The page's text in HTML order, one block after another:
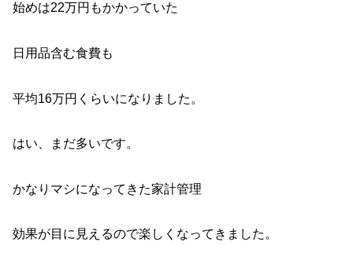
始めは22万円もかかっていた
日用品含む食費も
平均16万円くらいになりました。
はい、まだ多いです。
かなりマシになってきた家計管理
効果が目に見えるので楽しくなってきました。